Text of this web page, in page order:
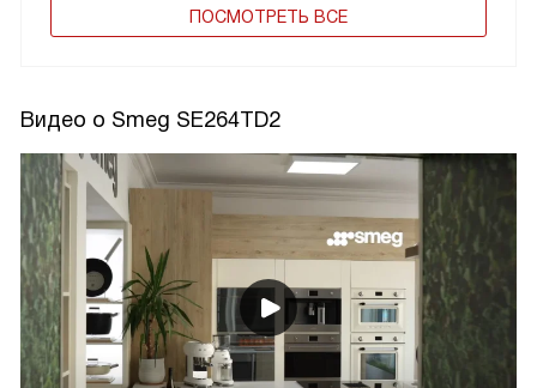
ПОCМОТРЕТЬ ВСЕ
Видео о Smeg SE264TD2